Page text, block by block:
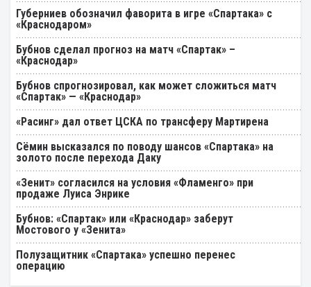
Губерниев обозначил фаворита в игре «Спартака» с
«Краснодаром»
Бубнов сделал прогноз на матч «Спартак» –
«Краснодар»
Бубнов спрогнозировал, как может сложиться матч
«Спартак» — «Краснодар»
«Расинг» дал ответ ЦСКА по трансферу Мартирена
Cёмин высказался по поводу шансов «Спартака» на
золото после перехода Даку
«Зенит» согласился на условия «Фламенго» при
продаже Луиса Энрике
Бубнов: «Спартак» или «Краснодар» заберут
Мостового у «Зенита»
Полузащитник «Спартака» успешно перенес
операцию